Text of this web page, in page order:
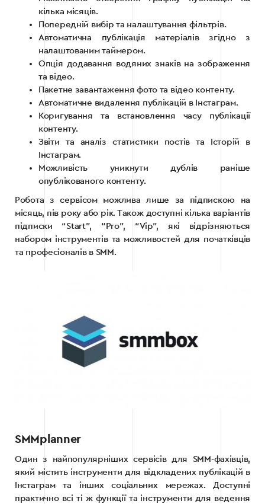
кілька місяців.
Попередній вибір та налаштування фільтрів.
Автоматична публікація матеріалів згідно з
налаштованим таймером.
Опція додавання водяних знаків на зображення
та відео.
Пакетне завантаження фото та відео контенту.
Автоматичне видалення публікацій в Інстаграм.
Коригування та встановлення часу публікації
контенту.
Звіти та аналіз статистики постів та Історій в
Інстаграм.
Можливість уникнути дублів раніше
опублікованого контенту.
Робота з сервісом можлива лише за підпискою на
місяць, пів року або рік. Також доступні кілька варіантів
підписки “Start”, “Pro”, “Vip”, які відрізняються
набором інструментів та можливостей для початківців
та професіоналів в SMM.
SMMplanner
Один з найпопулярніших сервісів для SMM-фахівців,
який містить інструменти для відкладених публікацій в
Інстаграм та інших соціальних мережах. Доступні
практично всі ті ж функції та інструменти для ведення